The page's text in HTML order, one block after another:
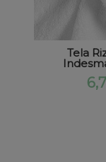
Tela